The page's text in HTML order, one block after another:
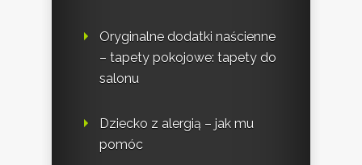
Oryginalne dodatki naścienne
– tapety pokojowe: tapety do
salonu
Dziecko z alergią – jak mu
pomóc